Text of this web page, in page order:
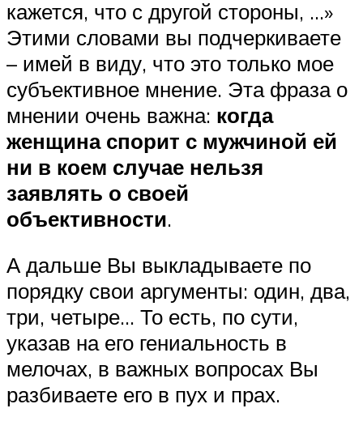
кажется, что с другой стороны, …»
Этими словами вы подчеркиваете
– имей в виду, что это только мое
субъективное мнение. Эта фраза о
мнении очень важна: когда
женщина спорит с мужчиной ей
ни в коем случае нельзя
заявлять о своей
объективности.
А дальше Вы выкладываете по
порядку свои аргументы: один, два,
три, четыре… То есть, по сути,
указав на его гениальность в
мелочах, в важных вопросах Вы
разбиваете его в пух и прах.